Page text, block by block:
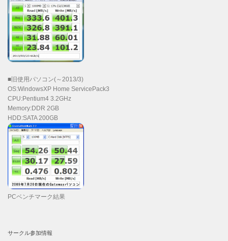
■旧使用パソコン(～2013/3)
OS:WindowsXP Home ServicePack3
CPU:Pentium4 3.2GHz
Memory:DDR 2GB
HDD:SATA 200GB
PCベンチマーク結果
サークル参加情報